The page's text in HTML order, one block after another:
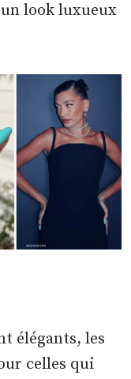
look luxueux
élégants, les
celles qui